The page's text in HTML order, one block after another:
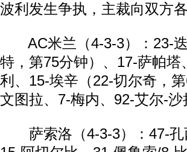
波利发生争执，主裁向双方
AC米兰（4-3-3）：23-迭
特，第75分钟）、17-萨帕
利、15-埃辛（22-切尔奇，
文图拉、7-梅内、92-艾尔-
萨索洛（4-3-3）：47-孔